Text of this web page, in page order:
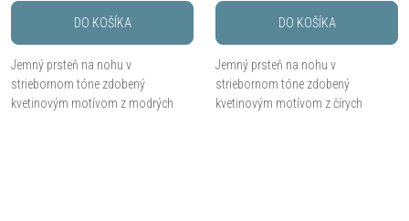
DO KOŠÍKA
Jemný prsteň na nohu v
striebornom tóne zdobený
kvetinovým motívom z modrých
DO KOŠÍKA
Jemný prsteň na nohu v
striebornom tóne zdobený
kvetinovým motívom z čírych